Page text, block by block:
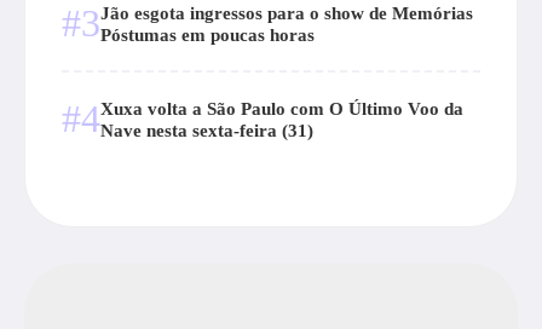
#3Jão esgota ingressos para o show de Memórias
Póstumas em poucas horas
#4Xuxa volta a São Paulo com O Último Voo da
Nave nesta sexta-feira (31)